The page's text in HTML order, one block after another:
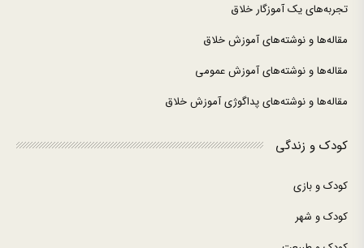
تجربه‌های یک آموزگار خلاق
مقاله‌ها و نوشته‌های آموزش خلاق
مقاله‌ها و نوشته‌های آموزش عمومی
مقاله‌ها و نوشته‌های پداگوژی آموزش خلاق
کودک و زندگی
کودک و بازی
کودک و شهر